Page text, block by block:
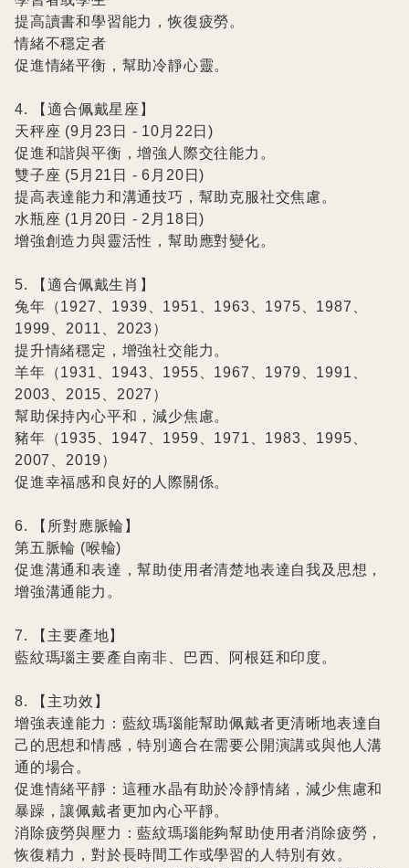
提高讀書和學習能力，恢復疲勞。
情緒不穩定者
促進情緒平衡，幫助冷靜心靈。
4. 【適合佩戴星座】
天秤座 (9月23日 - 10月22日)
促進和諧與平衡，增強人際交往能力。
雙子座 (5月21日 - 6月20日)
提高表達能力和溝通技巧，幫助克服社交焦慮。
水瓶座 (1月20日 - 2月18日)
增強創造力與靈活性，幫助應對變化。
5. 【適合佩戴生肖】
兔年（1927、1939、1951、1963、1975、1987、
1999、2011、2023）
提升情緒穩定，增強社交能力。
羊年（1931、1943、1955、1967、1979、1991、
2003、2015、2027）
幫助保持內心平和，減少焦慮。
豬年（1935、1947、1959、1971、1983、1995、
2007、2019）
促進幸福感和良好的人際關係。
6. 【所對應脈輪】
第五脈輪 (喉輪)
促進溝通和表達，幫助使用者清楚地表達自我及思想，
增強溝通能力。
7. 【主要產地】
藍紋瑪瑙主要產自南非、巴西、阿根廷和印度。
8. 【主功效】
增強表達能力：藍紋瑪瑙能幫助佩戴者更清晰地表達自
己的思想和情感，特別適合在需要公開演講或與他人溝
通的場合。
促進情緒平靜：這種水晶有助於冷靜情緒，減少焦慮和
暴躁，讓佩戴者更加內心平靜。
消除疲勞與壓力：藍紋瑪瑙能夠幫助使用者消除疲勞，
恢復精力，對於長時間工作或學習的人特別有效。